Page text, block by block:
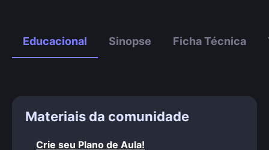
Educacional Sinopse Ficha Técnica
Materiais da comunidade
Crie seu Plano de Aula!